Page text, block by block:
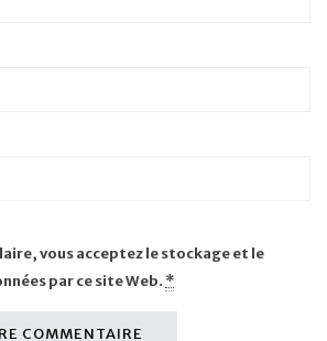
vous acceptez le stockage et le
par ce site Web. *